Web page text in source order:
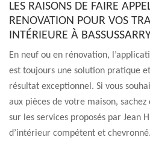
LES RAISONS DE FAIRE
RENOVATION POUR VOS
INTÉRIEURE À
En neuf ou en rénovation,
est toujours une solution pratique
résultat exceptionnel. Si vous
aux pièces de votre maison,
sur les services proposés par Jean
d’intérieur compétent et